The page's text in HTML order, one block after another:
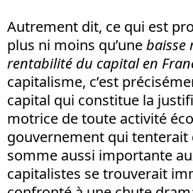
Autrement dit, ce qui est
plus ni moins qu’unebaisse
rentabilité du capital en
capitalisme, c’est
capital qui constitue la
motrice de toute activité
gouvernement qui tenterait
somme aussi importante
capitalistes se trouverait